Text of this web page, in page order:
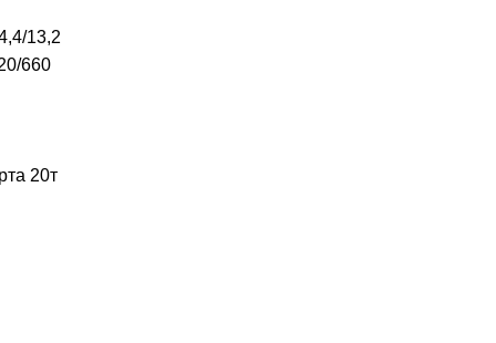
13,2
660
20т